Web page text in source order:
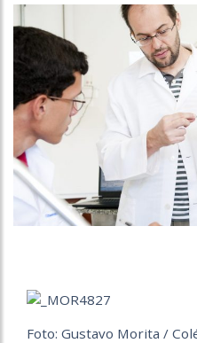
Foto: Gustavo Morita /